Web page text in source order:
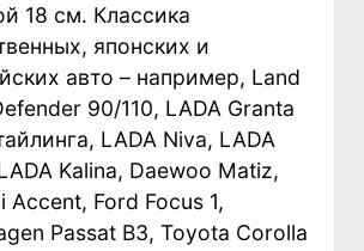
18 см. Классика
японских и
авто – например, Land
90/110, LADA Granta
LADA Niva, LADA
Kalina, Daewoo Matiz,
Accent, Ford Focus 1,
Passat B3, Toyota Corolla